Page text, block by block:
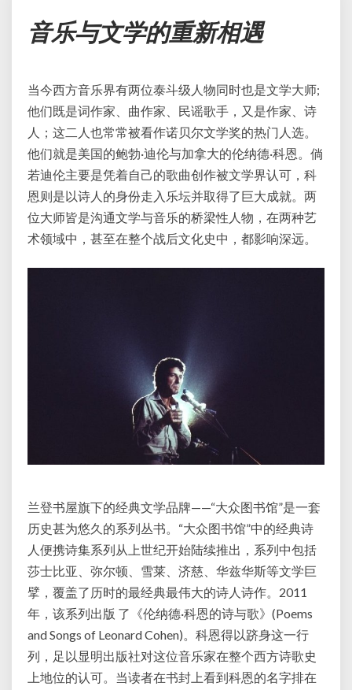
乐
与
学
的
重
新
相
遇
音乐与文学的重新相遇
当今西方音乐界有两位泰斗级人物同时也是文学大师;
他们既是词作家、曲作家、民谣歌手，又是作家、诗
人；这二人也常常被看作诺贝尔文学奖的热门人选。
他们就是美国的鲍勃·迪伦与加拿大的伦纳德·科恩。倘
若迪伦主要是凭着自己的歌曲创作被文学界认可，科
恩则是以诗人的身份走入乐坛并取得了巨大成就。两
位大师皆是沟通文学与音乐的桥梁性人物，在两种艺
术领域中，甚至在整个战后文化史中，都影响深远。
兰登书屋旗下的经典文学品牌——“大众图书馆”是一套
历史甚为悠久的系列丛书。“大众图书馆”中的经典诗
人便携诗集系列从上世纪开始陆续推出，系列中包括
莎士比亚、弥尔顿、雪莱、济慈、华兹华斯等文学巨
擘，覆盖了历时的最经典最伟大的诗人诗作。2011
年，该系列出版 了《伦纳德·科恩的诗与歌》(Poems
and Songs of Leonard Cohen)。科恩得以跻身这一行
列，足以显明出版社对这位音乐家在整个西方诗歌史
上地位的认可。当读者在书封上看到科恩的名字排在